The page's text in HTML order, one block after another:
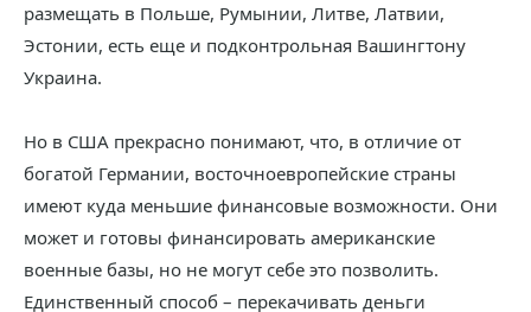
размещать в Польше, Румынии, Литве, Латвии,
Эстонии, есть еще и подконтрольная Вашингтону
Украина.
Но в США прекрасно понимают, что, в отличие от
богатой Германии, восточноевропейские страны
имеют куда меньшие финансовые возможности. Они
может и готовы финансировать американские
военные базы, но не могут себе это позволить.
Единственный способ – перекачивать деньги